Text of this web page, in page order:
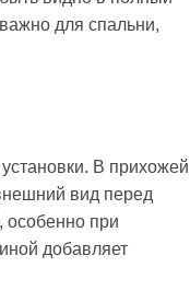
для спальни,
В прихожей
вид перед
особенно при
добавляет